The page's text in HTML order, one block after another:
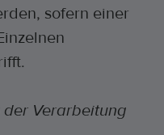
sofern einer
der Verarbeitung